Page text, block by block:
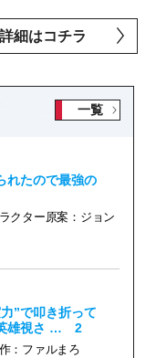
細はコチラ
一覧
れたので最強の
クター原案：ジョン
”で叩き折って
雄視さ …
2
：ファルまろ